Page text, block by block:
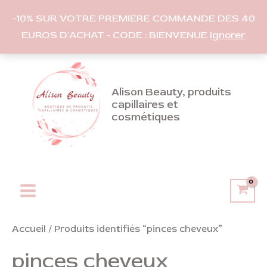
-10% SUR VOTRE PREMIERE COMMANDE DES 40
EUROS D'ACHAT - CODE : BIENVENUE Ignorer
Aller
Alison Beauty, produits
capillaires et
cosmétiques
Main
Accueil / Produits identifiés “pinces cheveux”
pinces cheveux